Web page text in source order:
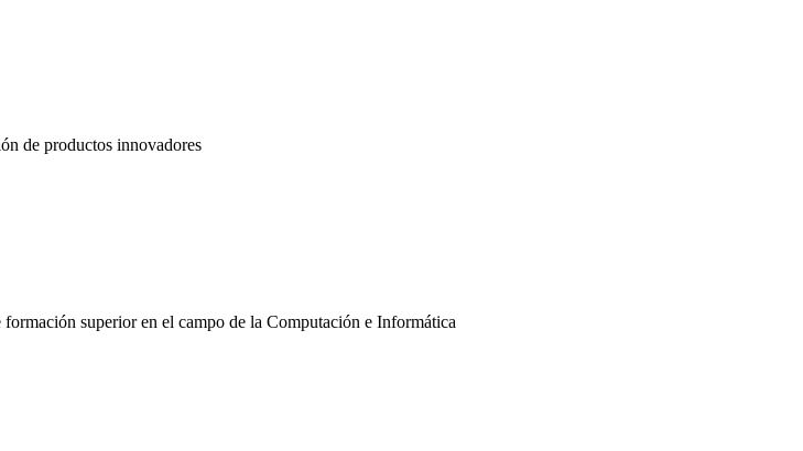
de productos innovadores
superior en el campo de la Computación e Informática